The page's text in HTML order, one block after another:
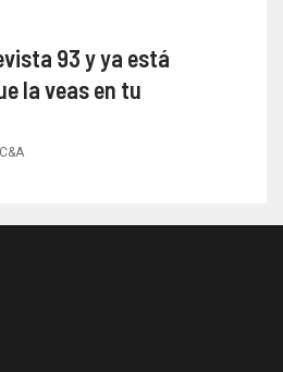
93 y ya está
la veas en tu